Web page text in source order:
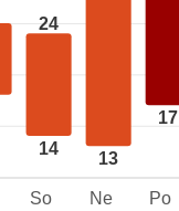
24
14
13
17
So Ne Po